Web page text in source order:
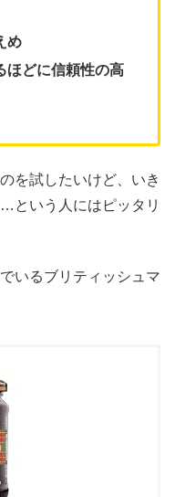
め
ほどに信頼性の高
を試したいけど、いき
という人にはピッタリ
いるブリティッシュマ